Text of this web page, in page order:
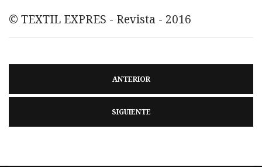
© TEXTIL EXPRES - Revista - 2016
ANTERIOR
SIGUIENTE